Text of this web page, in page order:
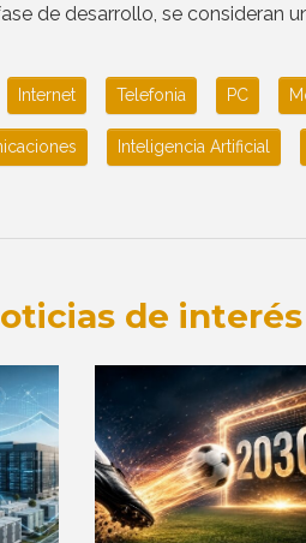
de desarrollo, se consideran
Internet Telefonia PC
Inteligencia Artificial
de interés